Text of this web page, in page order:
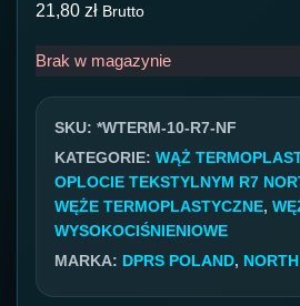
21,80 zł Brutto
Brak w magazynie
SKU: *WTERM-10-R7-NF
KATEGORIE: WĄŻ
OPLOCIE TEKSTYLNYM R7
WĘŻE TERMOPLASTYCZNE,
WYSOKOCIŚNIENIOWE
MARKA: DPRS POLAND,